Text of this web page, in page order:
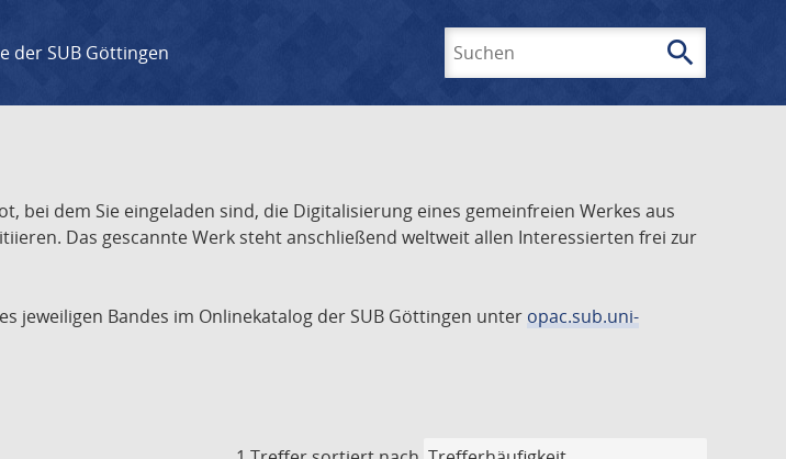
der SUB Göttingen search
bei dem Sie eingeladen sind, die Digitalisierung eines gemeinfreien Werkes aus
Das gescannte Werk steht anschließend weltweit allen Interessierten frei zur
jeweiligen Bandes im Onlinekatalog der SUB Göttingen unter opac.sub.uni-